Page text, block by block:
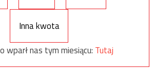
Inna kwota
wparł nas tym miesiącu: Tutaj